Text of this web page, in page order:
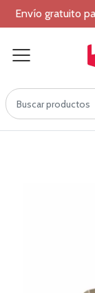
Envío gratuito